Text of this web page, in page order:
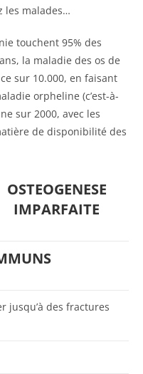
les malades…
touchent 95% des
la maladie des os de
sur 10.000, en faisant
orpheline (c’est-à-
sur 2000, avec les
de disponibilité des
OSTEOGENESE
IMPARFAITE
jusqu’à des fractures